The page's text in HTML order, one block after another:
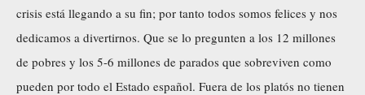
crisis está llegando a su fin; por tanto todos somos felices y nos
dedicamos a divertirnos. Que se lo pregunten a los 12 millones
de pobres y los 5-6 millones de parados que sobreviven como
pueden por todo el Estado español. Fuera de los platós no tienen